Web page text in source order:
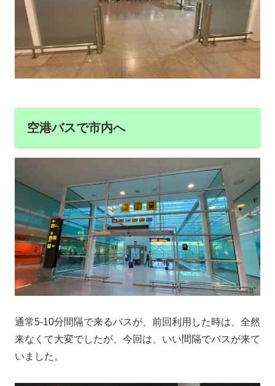
空港バスで市内へ
通常5-10分間隔で来るバスが、前回利用した時は、全然
来なくて大変でしたが、今回は、いい間隔でバスが来て
いました。